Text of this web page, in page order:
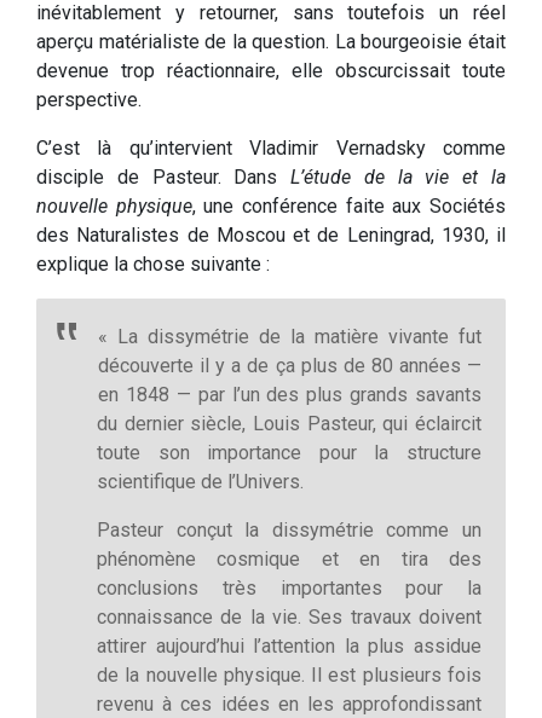
inévitablement y retourner, sans toutefois un réel
aperçu matérialiste de la question. La bourgeoisie était
devenue trop réactionnaire, elle obscurcissait toute
perspective.
C’est là qu’intervient Vladimir Vernadsky comme
disciple de Pasteur. DansL’étude de la vie et la
nouvelle physique, une conférence faite aux Sociétés
des Naturalistes de Moscou et de Leningrad, 1930, il
explique la chose suivante :
« La dissymétrie de la matière vivante fut
découverte il y a de ça plus de 80 années —
en 1848 — par l’un des plus grands savants
du dernier siècle, Louis Pasteur, qui éclaircit
toute son importance pour la structure
scientifique de l’Univers.
Pasteur conçut la dissymétrie comme un
phénomène cosmique et en tira des
conclusions très importantes pour la
connaissance de la vie. Ses travaux doivent
attirer aujourd’hui l’attention la plus assidue
de la nouvelle physique. Il est plusieurs fois
revenu à ces idées en les approfondissant